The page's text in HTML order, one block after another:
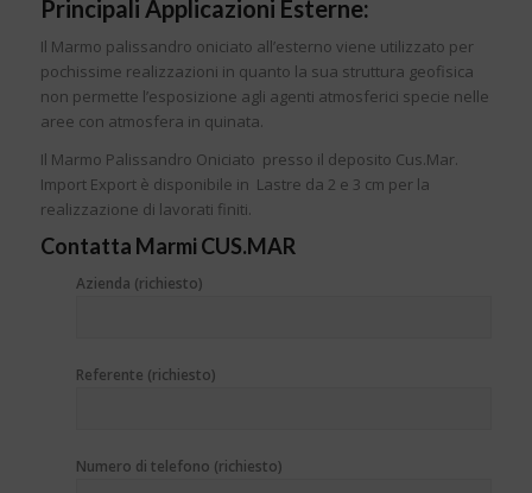
Principali Applicazioni Esterne:
Il Marmo palissandro oniciato all’esterno viene utilizzato per
pochissime realizzazioni in quanto la sua struttura geofisica
non permette l’esposizione agli agenti atmosferici specie nelle
aree con atmosfera in quinata.
Il Marmo Palissandro Oniciato presso il deposito Cus.Mar.
Import Export è disponibile in Lastre da 2 e 3 cm per la
realizzazione di lavorati finiti.
Contatta Marmi CUS.MAR
Azienda (richiesto)
Referente (richiesto)
Numero di telefono (richiesto)